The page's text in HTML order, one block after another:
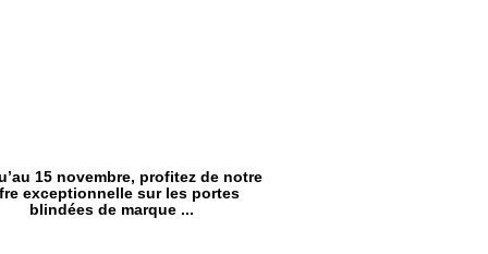
15 novembre, profitez de notre
exceptionnelle sur les portes
blindées de marque ...